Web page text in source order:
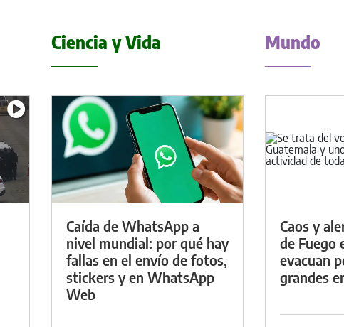
Ciencia y Vida
Caída de WhatsApp a
nivel mundial: por qué hay
fallas en el envío de fotos,
stickers y en WhatsApp
Web
Mundo
Caos y
de Fuego
evacuan
grandes